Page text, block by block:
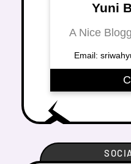
Yuni
A Nice
Email: